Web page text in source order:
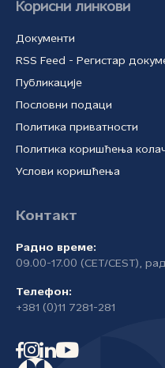
Корисни линкови
Документи
RSS Feed - Регистар
Публикације
Пословни подаци
Политика приватности
Политика коришћења
Услови коришћења
Контакт
Радно време:
09.00-17.00 (CET/CEST),
Телефон:
+381 (0)11 7281-281